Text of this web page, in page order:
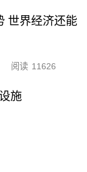
世界经济还能
阅读 11626
施